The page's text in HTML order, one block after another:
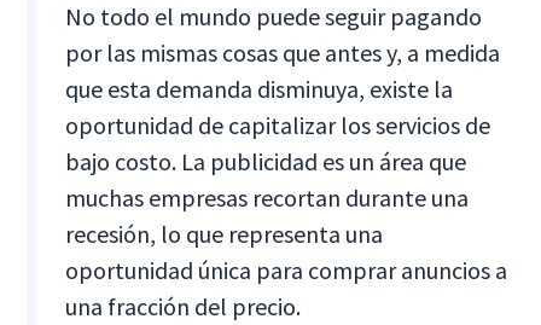
No todo el mundo puede seguir pagando
por las mismas cosas que antes y, a medida
que esta demanda disminuya, existe la
oportunidad de capitalizar los servicios de
bajo costo. La publicidad es un área que
muchas empresas recortan durante una
recesión, lo que representa una
oportunidad única para comprar anuncios a
una fracción del precio.